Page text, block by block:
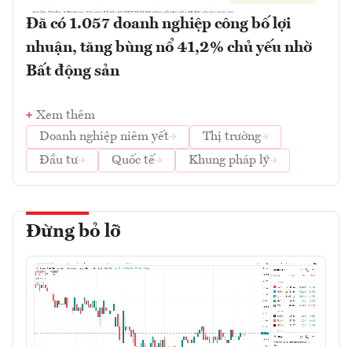
Đã có 1.057 doanh nghiệp công bố lợi
nhuận, tăng bùng nổ 41,2% chủ yếu nhờ
Bất động sản
Xem thêm
Doanh nghiệp niêm yết
Thị trường
Đầu tư
Quốc tế Khung pháp lý
Đừng bỏ lỡ